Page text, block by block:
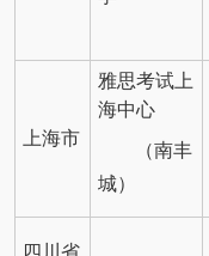
上海市
雅思考试上
海中心
（南丰
城）
四川省